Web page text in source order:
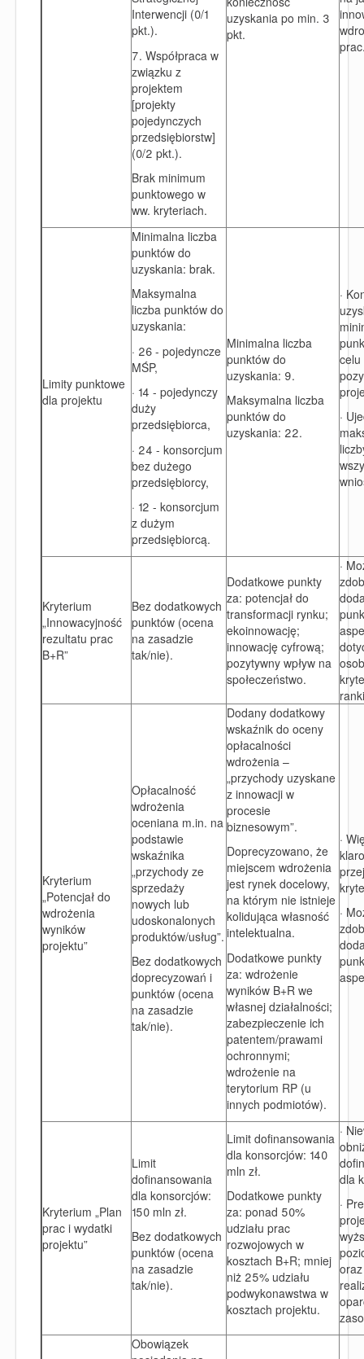
Interwencji (0/1
pkt.).
7. Współpraca w
związku z
projektem
[projekty
pojedynczych
przedsiębiorstw]
(0/2 pkt.).
Brak minimum
punktowego w
ww. kryteriach.
uzyskania po min. 3
pkt.
Limity punktowe
dla projektu
Minimalna liczba
punktów do
uzyskania: brak.
Maksymalna
liczba punktów do
uzyskania:
· 26 - pojedyncze
MŚP,
· 14 - pojedynczy
duży
przedsiębiorca,
· 24 - konsorcjum
bez dużego
przedsiębiorcy,
· 12 - konsorcjum
z dużym
przedsiębiorcą.
Minimalna liczba
punktów do
uzyskania: 9.
Maksymalna liczba
punktów do
uzyskania: 22.
·
celu
·
Kryterium
„Innowacyjność
rezultatu prac
B+R”
Bez dodatkowych
punktów (ocena
na zasadzie
tak/nie).
Dodatkowe punkty
za: potencjał do
transformacji rynku;
ekoinnowację;
innowację cyfrową;
pozytywny wpływ na
społeczeństwo.
·
Kryterium
„Potencjał do
wdrożenia
wyników
projektu”
Opłacalność
wdrożenia
oceniana m.in. na
podstawie
wskaźnika
„przychody ze
sprzedaży
nowych lub
udoskonalonych
produktów/usług”.
Bez dodatkowych
doprecyzowań i
punktów (ocena
na zasadzie
tak/nie).
Dodany dodatkowy
wskaźnik do oceny
opłacalności
wdrożenia –
„przychody uzyskane
z innowacji w
procesie
biznesowym”.
Doprecyzowano, że
miejscem wdrożenia
jest rynek docelowy,
na którym nie istnieje
kolidująca własność
intelektualna.
Dodatkowe punkty
za: wdrożenie
wyników B+R we
własnej działalności;
zabezpieczenie ich
patentem/prawami
ochronnymi;
wdrożenie na
terytorium RP (u
innych podmiotów).
·
·
Kryterium „Plan
prac i wydatki
projektu”
Limit
dofinansowania
dla konsorcjów:
150 mln zł.
Bez dodatkowych
punktów (ocena
na zasadzie
tak/nie).
Limit dofinansowania
dla konsorcjów: 140
mln zł.
Dodatkowe punkty
za: ponad 50%
udziału prac
rozwojowych w
kosztach B+R; mniej
niż 25% udziału
podwykonawstwa w
kosztach projektu.
·
dla
·
oraz
Obowiązek